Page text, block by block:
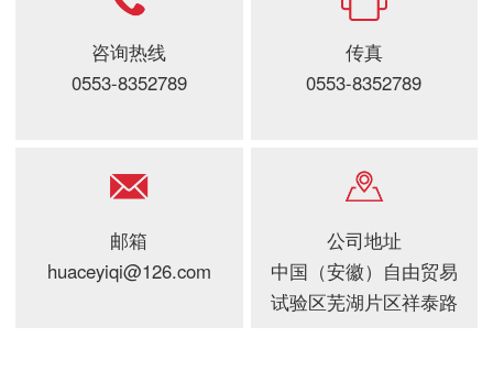
咨询热线
0553-8352789
传真
0553-8352789
邮箱
huaceyiqi@126.com
公司地址
中国（安徽）自由贸易
试验区芜湖片区祥泰路